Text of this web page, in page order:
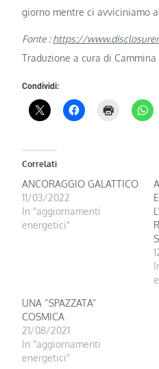
giorno mentre ci avviciniamo al
Fonte :https://
Traduzione a cura di Cammina
Condividi:
Correlati
ANCORAGGIO GALATTICO
11/03/2022
In "aggiornamenti
energetici"
UNA “SPAZZATA”
COSMICA
21/08/2021
In "aggiornamenti
energetici"